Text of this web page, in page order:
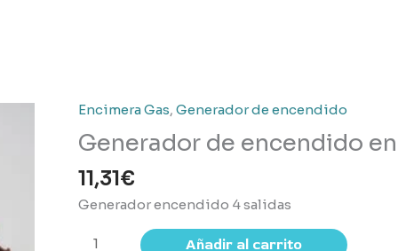
Encimera Gas,Generador de encendido
Generador de encendido
11,31€
Generador encendido 4 salidas
Generador
Añadir al carrito